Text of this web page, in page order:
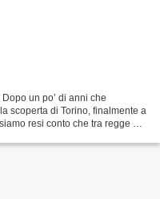
un po’ di anni che
scoperta di Torino, finalmente a
resi conto che tra regge e